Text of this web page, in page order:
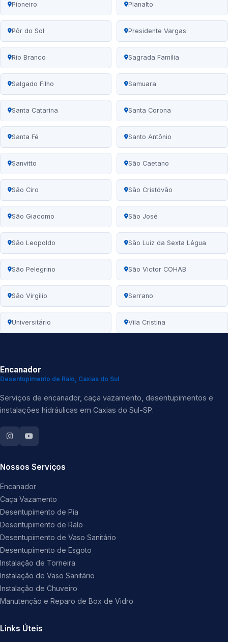
Pioneiro Planalto
Pôr do Sol Presidente Vargas
Rio Branco Sagrada Família
Salgado Filho Samuara
Santa Catarina Santa Corona
Santa Fé Santo Antônio
Sanvitto São Caetano
São Ciro São Cristóvão
São Giacomo São José
São Leopoldo São Luiz da Sexta Légua
São Pelegrino São Victor COHAB
São Virgílio Serrano
Universitário Vila Cristina
Encanador
Desentupimento de Ralo, Caxias do Sul
Serviços de encanador, caça vazamento, desentupimentos e
instalações hidráulicas em Caxias do Sul-SP.
Nossos Serviços
Encanador
Caça Vazamento
Desentupimento de Pia
Desentupimento de Ralo
Desentupimento de Vaso Sanitário
Desentupimento de Esgoto
Instalação de Torneira
Instalação de Vaso Sanitário
Instalação de Chuveiro
Manutenção e Reparo de Box de Vidro
Links Úteis